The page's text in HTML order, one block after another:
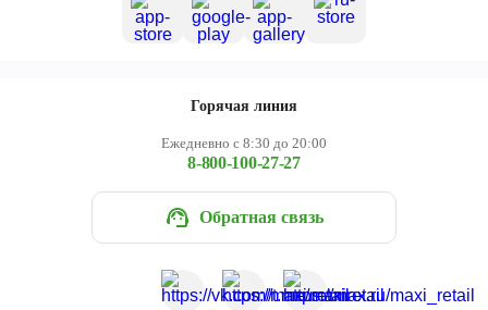
Горячая линия
Ежедневно с 8:30 до 20:00
8-800-100-27-27
Обратная связь